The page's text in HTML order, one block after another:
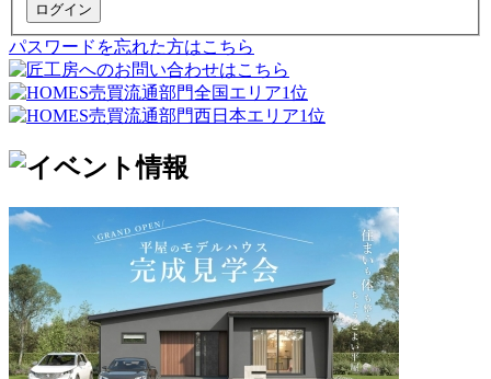
ログイン
パスワードを忘れた方はこちら